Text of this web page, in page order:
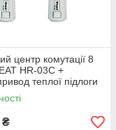
центр комутації 8
HR-03C +
теплої підлоги
(5 шт.)
₴